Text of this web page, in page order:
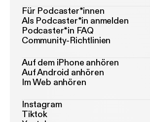
Für Podcaster*innen
Als Podcaster*in anmelden
Podcaster*in FAQ
Community-Richtlinien
Auf dem iPhone anhören
Auf Android anhören
Im Web anhören
Instagram
Tiktok